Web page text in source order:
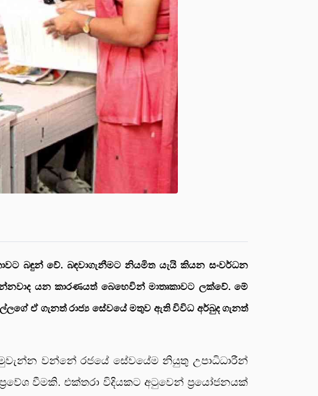
බඳුන් වේ. බඳවාගැනීමට නියමිත යැයි කියන සංවර්ධන
යන කාරණයත් බෙහෙවින් මාතෘකාවට ලක්වේ. මේ
ඒ ගැනත් රාජ්‍ය සේවයේ මතුව ඇති විවිධ අර්බුද ගැනත්
වන්නේ රජයේ සේවයේම නියුතු උපාධිධාරීන්
වීමකි. එක්තරා විදියකට අටුවෙන් ප්‍රයෝජනයක්